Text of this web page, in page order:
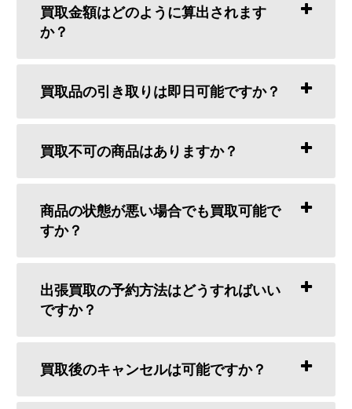
買取金額はどのように算出されます
か？
買取品の引き取りは即日可能ですか？
買取不可の商品はありますか？
商品の状態が悪い場合でも買取可能で
すか？
出張買取の予約方法はどうすればいい
ですか？
買取後のキャンセルは可能ですか？